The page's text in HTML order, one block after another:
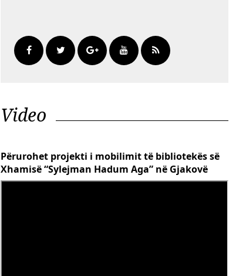
Video
Përurohet projekti i mobilimit të bibliotekës së
Xhamisë “Sylejman Hadum Aga” në Gjakovë